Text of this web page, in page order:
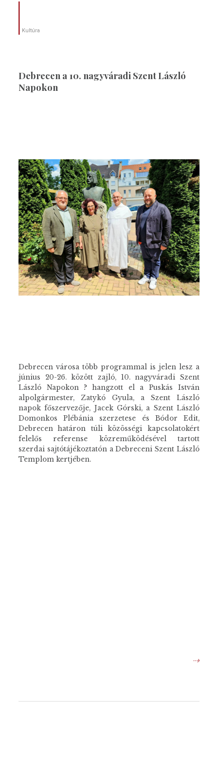
Kultúra
Debrecen a 10. nagyváradi Szent László
Napokon
Debrecen városa több programmal is jelen lesz a
június 20-26. között zajló, 10. nagyváradi Szent
László Napokon ? hangzott el a Puskás István
alpolgármester, Zatykó Gyula, a Szent László
napok főszervezője, Jacek Górski, a Szent László
Domonkos Plébánia szerzetese és Bódor Edit,
Debrecen határon túli közösségi kapcsolatokért
felelős referense közreműködésével tartott
szerdai sajtótájékoztatón a Debreceni Szent László
Templom kertjében.
⇢